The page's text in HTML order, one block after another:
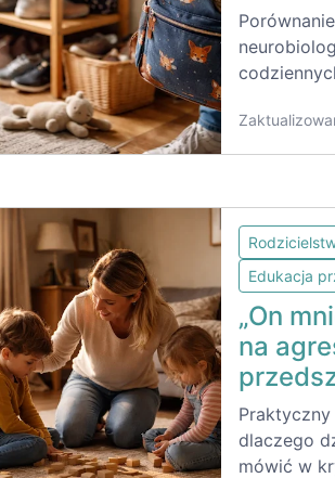
Edukacja
„On
na
dlaczego
mówić w